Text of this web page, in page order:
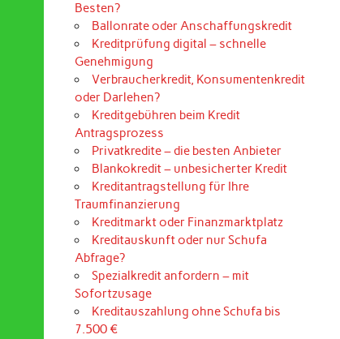
Besten?
Ballonrate oder Anschaffungskredit
Kreditprüfung digital – schnelle
Genehmigung
Verbraucherkredit, Konsumentenkredit
oder Darlehen?
Kreditgebühren beim Kredit
Antragsprozess
Privatkredite – die besten Anbieter
Blankokredit – unbesicherter Kredit
Kreditantragstellung für Ihre
Traumfinanzierung
Kreditmarkt oder Finanzmarktplatz
Kreditauskunft oder nur Schufa
Abfrage?
Spezialkredit anfordern – mit
Sofortzusage
Kreditauszahlung ohne Schufa bis
7.500 €